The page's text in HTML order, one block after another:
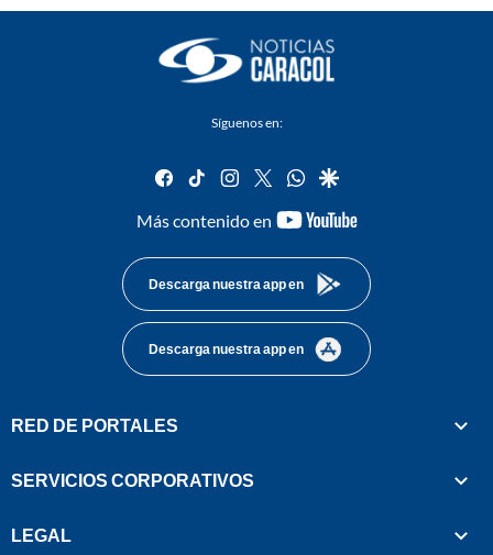
Síguenos en:
facebook
tiktok instagram
twitterwhatsapp
google
Más contenido en
youtube-
Descarga nuestra app en
Descarga nuestra app en
RED DE PORTALES
SERVICIOS CORPORATIVOS
LEGAL